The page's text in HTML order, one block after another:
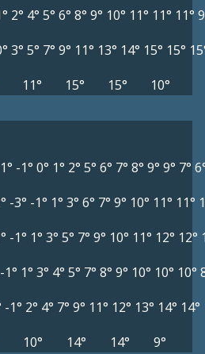
2° 4° 5° 6° 8° 9° 10° 11° 11° 11°
3° 5° 7° 9° 11° 13° 14° 15° 15°
11° 15° 15° 10°
-1° 0° 1° 2° 5° 6° 7° 8° 9° 9° 7°
-3° -1° 1° 3° 6° 7° 9° 10° 11° 11°
-1° 1° 3° 5° 7° 9° 10° 11° 12° 12°
-1° 1° 3° 4° 5° 7° 8° 9° 10° 10° 10°
-1° 2° 4° 7° 9° 11° 12° 13° 14° 14°
10° 14° 14° 9°